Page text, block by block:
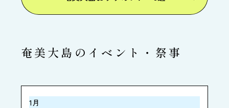
奄美大島のイベント・祭事
1月